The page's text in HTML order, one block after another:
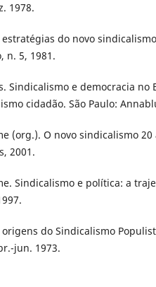
1978.
estratégias do novo
n. 5, 1981.
Sindicalismo e democracia no
cidadão. São Paulo:
(org.). O novo sindicalismo
2001.
Sindicalismo e política: a
origens do Sindicalismo
jun. 1973.